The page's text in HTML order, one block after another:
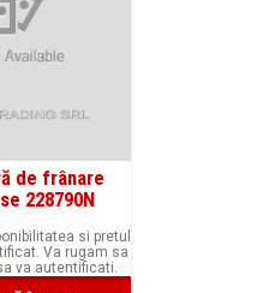
de frânare
228790N
si pretul
Va rugam sa
va autentificati.